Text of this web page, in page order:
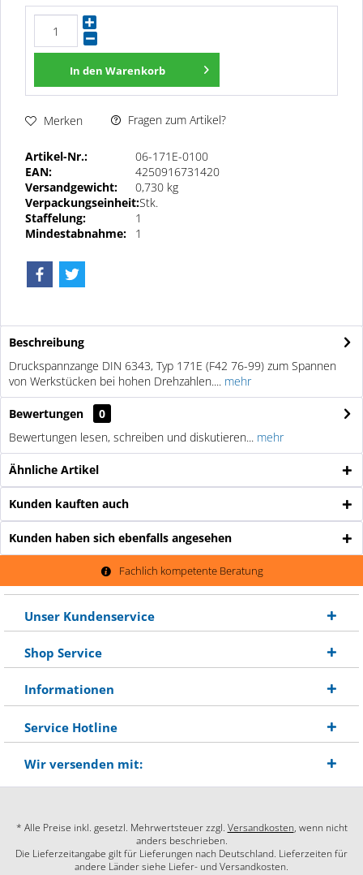
In den Warenkorb
Merken Fragen zum Artikel?
Artikel-Nr.:
06-171E-0100
EAN:
4250916731420
Versandgewicht:
0,730 kg
Verpackungseinheit:Stk.
Staffelung:
1
Mindestabnahme:
1
Beschreibung
Druckspannzange DIN 6343, Typ 171E (F42 76-99) zum Spannen
von Werkstücken bei hohen Drehzahlen.... mehr
Bewertungen
0
Bewertungen lesen, schreiben und diskutieren... mehr
Ähnliche Artikel
Kunden kauften auch
Kunden haben sich ebenfalls angesehen
Fachlich kompetente Beratung
Unser Kundenservice
Shop Service
Informationen
Service Hotline
Wir versenden mit:
* Alle Preise inkl. gesetzl. Mehrwertsteuer zzgl. Versandkosten, wenn nicht
anders beschrieben.
Die Lieferzeitangabe gilt für Lieferungen nach Deutschland. Lieferzeiten für
andere Länder siehe Liefer- und Versandkosten.